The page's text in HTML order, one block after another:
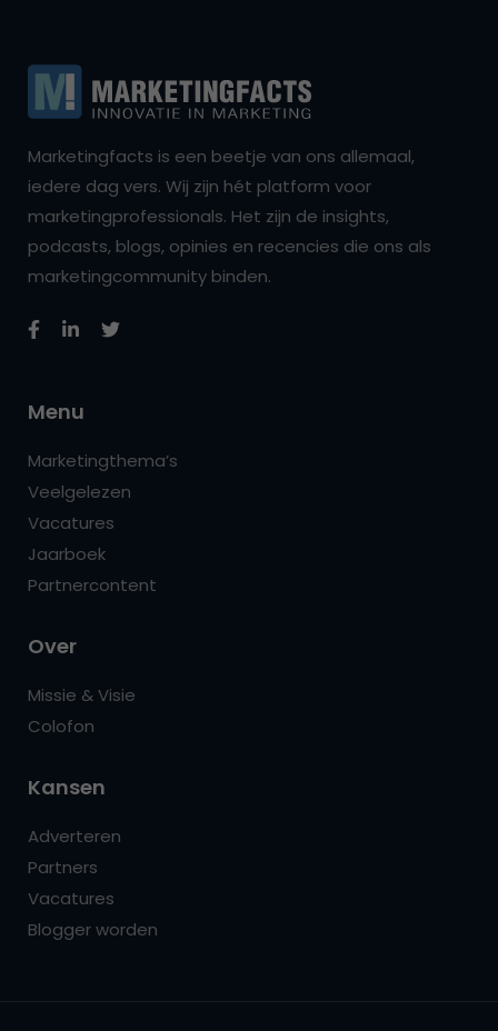
Marketingfacts is een beetje van ons allemaal,
iedere dag vers. Wij zijn hét platform voor
marketingprofessionals. Het zijn de insights,
podcasts, blogs, opinies en recencies die ons als
marketingcommunity binden.
Menu
Marketingthema’s
Veelgelezen
Vacatures
Jaarboek
Partnercontent
Over
Missie & Visie
Colofon
Kansen
Adverteren
Partners
Vacatures
Blogger worden